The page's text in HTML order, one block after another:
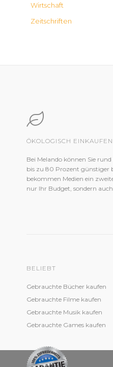
Wirtschaft
Zeitschriften
ÖKOLOGISCH EINKAUFEN
Bei Melando können Sie
bis zu 80 Prozent günstiger
bekommen Medien ein
nur Ihr Budget, sondern
BELIEBT
Gebrauchte Bücher kaufen
Gebrauchte Filme kaufen
Gebrauchte Musik kaufen
Gebrauchte Games kaufen